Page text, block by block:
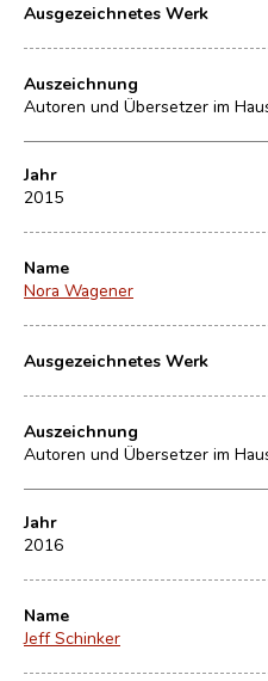
Ausgezeichnetes Werk
Auszeichnung
Autoren und Übersetzer im
Jahr
2015
Name
Nora Wagener
Ausgezeichnetes Werk
Auszeichnung
Autoren und Übersetzer im
Jahr
2016
Name
Jeff Schinker